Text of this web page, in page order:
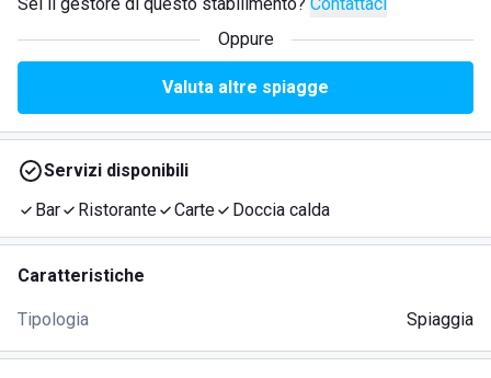
Oppure
Valuta altre spiagge
Servizi disponibili
Bar
Ristorante Carte Doccia calda
Caratteristiche
Tipologia Spiaggia